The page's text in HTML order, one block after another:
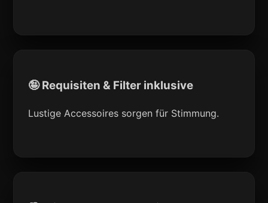
🤪 Requisiten & Filter inklusive
Lustige Accessoires sorgen für Stimmung.